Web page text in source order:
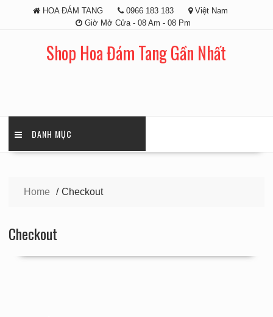
HOA ĐÁM TANG 0966 183 183
Việt Nam
Giờ Mở Cửa - 08 Am - 08 Pm
Shop Hoa Đám Tang Gần Nhất
DANH MỤC
Home Checkout
Checkout